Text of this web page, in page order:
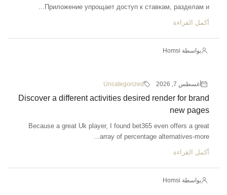
Приложение упрощает доступ к ставкам, разделам и...
أكمل القراءة
بواسطة Homsi
أغسطس 7, 2026 Uncategorized
Discover a different activities desired render for brand
new pages
Because a great Uk player, I found bet365 even offers a great
array of percentage alternatives-more...
أكمل القراءة
بواسطة Homsi